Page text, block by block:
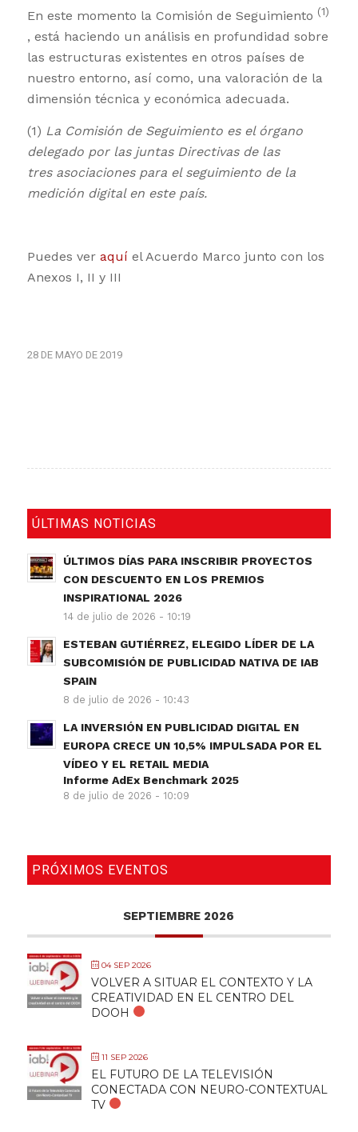
En este momento la Comisión de Seguimiento (1)
, está haciendo un análisis en profundidad sobre
las estructuras existentes en otros países de
nuestro entorno, así como, una valoración de la
dimensión técnica y económica adecuada.
(1) La Comisión de Seguimiento es el órgano
delegado por las juntas Directivas de las
tres asociaciones para el seguimiento de la
medición digital en este país.
Puedes ver aquí el Acuerdo Marco junto con los
Anexos I, II y III
28 DE MAYO DE 2019
ÚLTIMAS NOTICIAS
ÚLTIMOS DÍAS PARA INSCRIBIR PROYECTOS
CON DESCUENTO EN LOS PREMIOS
INSPIRATIONAL 2026
14 de julio de 2026 - 10:19
ESTEBAN GUTIÉRREZ, ELEGIDO LÍDER DE LA
SUBCOMISIÓN DE PUBLICIDAD NATIVA DE IAB
SPAIN
8 de julio de 2026 - 10:43
LA INVERSIÓN EN PUBLICIDAD DIGITAL EN
EUROPA CRECE UN 10,5% IMPULSADA POR EL
VÍDEO Y EL RETAIL MEDIA
Informe AdEx Benchmark 2025
8 de julio de 2026 - 10:09
PRÓXIMOS EVENTOS
SEPTIEMBRE 2026
04 SEP 2026
VOLVER A SITUAR EL CONTEXTO Y LA
CREATIVIDAD EN EL CENTRO DEL
DOOH
11 SEP 2026
EL FUTURO DE LA TELEVISIÓN
CONECTADA CON NEURO-CONTEXTUAL
TV